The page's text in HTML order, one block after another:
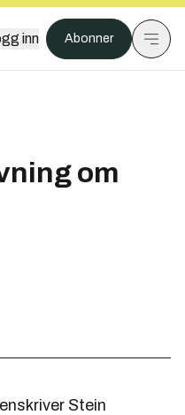
inn Abonner
om
Stein